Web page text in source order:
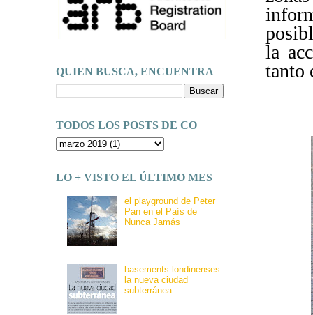
la
tanto
QUIEN BUSCA, ENCUENTRA
TODOS LOS POSTS DE CO
LO + VISTO EL ÚLTIMO MES
el playground de Peter
Pan en el País de
Nunca Jamás
basements londinenses:
la nueva ciudad
subterránea